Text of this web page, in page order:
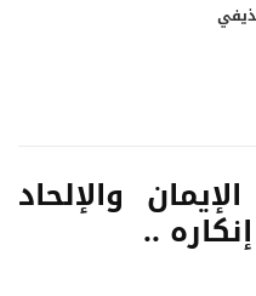
والإلحاد
..